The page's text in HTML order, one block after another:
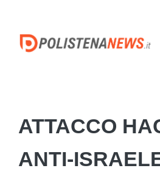
contenuto
ATTACCO
ANTI-